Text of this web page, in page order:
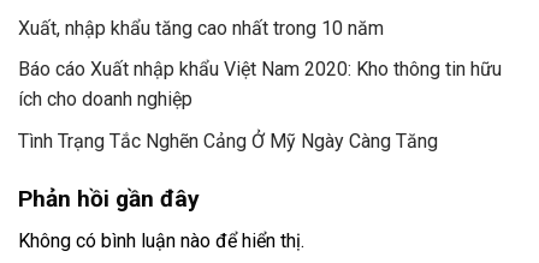
Xuất, nhập khẩu tăng cao nhất trong 10 năm
Báo cáo Xuất nhập khẩu Việt Nam 2020: Kho thông tin hữu
ích cho doanh nghiệp
Tình Trạng Tắc Nghẽn Cảng Ở Mỹ Ngày Càng Tăng
Phản hồi gần đây
Không có bình luận nào để hiển thị.